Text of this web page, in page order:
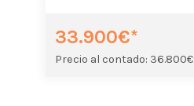
33.900€*
Precio al contado: 36.800€